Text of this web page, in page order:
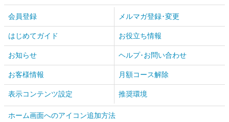
会員登録 メルマガ登録･変更
はじめてガイド お役立ち情報
お知らせ ヘルプ･お問い合わせ
お客様情報 月額コース解除
表示コンテンツ設定 推奨環境
ホーム画面へのアイコン追加方法